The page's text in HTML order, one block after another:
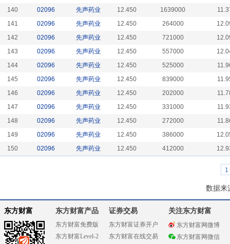
140
02096 先声药业 12.450 1639000
141
02096 先声药业 12.450 264000
142
02096 先声药业 12.450 721000
143
02096 先声药业 12.450 557000
144
02096 先声药业 12.450 525000
145
02096 先声药业 12.450 839000
146
02096 先声药业 12.450 202000
147
02096 先声药业 12.450 331000
148
02096 先声药业 12.450 272000
149
02096 先声药业 12.450 386000
150
02096 先声药业 12.450 412000
1
数据来
东方财富 东方财富产品
东方财富免费版
东方财富Level-2
证券交易
东方财富证券开户
东方财富在线交易
关注东方财富
东方财富网微博
东方财富网微信